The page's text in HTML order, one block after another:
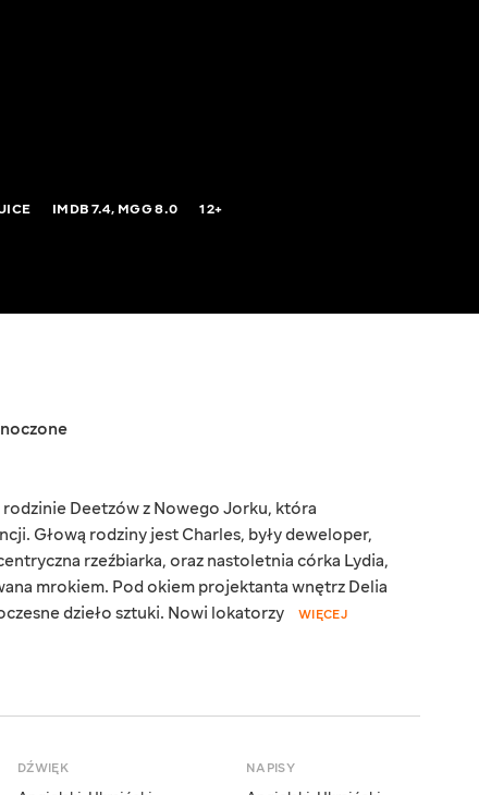
IMDB7.4, MGG8.0 12+
rodzinie Deetzów z Nowego Jorku, która
Głową rodziny jest Charles, były deweloper,
rzeźbiarka, oraz nastoletnia córka Lydia,
mrokiem. Pod okiem projektanta wnętrz Delia
dzieło sztuki. Nowi lokatorzy
WIĘCEJ
DŹWIĘK NAPISY